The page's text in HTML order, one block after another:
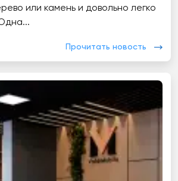
или камень и довольно легко
Прочитать новость